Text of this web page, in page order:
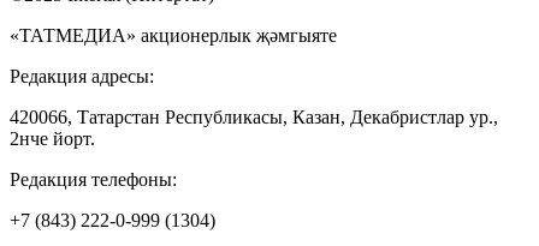
«ТАТМЕДИА» акционерлык җәмгыяте
Редакция адресы:
420066, Татарстан Республикасы, Казан, Декабристлар ур.,
2нче йорт.
Редакция телефоны:
+7 (843) 222-0-999 (1304)